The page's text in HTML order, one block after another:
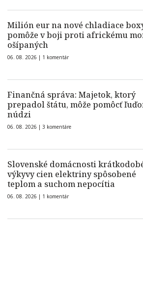
Milión eur na nové chladiace
pomôže v boji proti africkému
ošípaných
06. 08. 2026 | 1 komentár
Finančná správa: Majetok, ktorý
prepadol štátu, môže pomôcť
núdzi
06. 08. 2026 | 3 komentáre
Slovenské domácnosti
výkyvy cien elektriny spôsobené
teplom a suchom nepocítia
06. 08. 2026 | 1 komentár